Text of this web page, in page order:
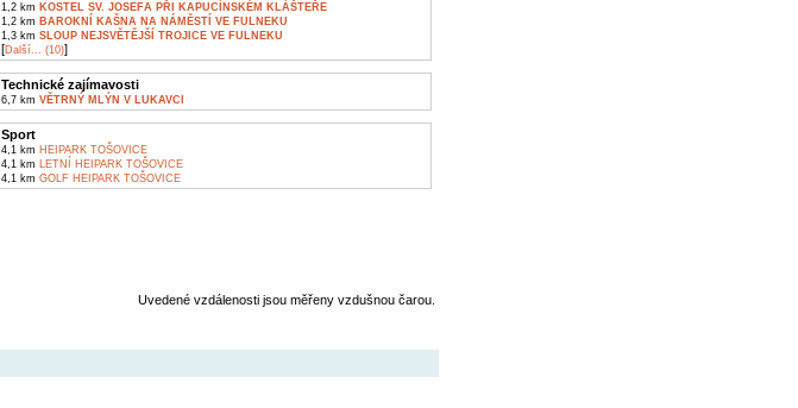
1,2 km KOSTEL SV. JOSEFA PŘI KAPUCÍNSKÉM KLÁŠTEŘE
1,2 km BAROKNÍ KAŠNA NA NÁMĚSTÍ VE FULNEKU
1,3 km SLOUP NEJSVĚTĚJŠÍ TROJICE VE FULNEKU
[Další... (10)]
Technické zajímavosti
6,7 km VĚTRNÝ MLÝN V LUKAVCI
Sport
4,1 km HEIPARK TOŠOVICE
4,1 km LETNÍ HEIPARK TOŠOVICE
4,1 km GOLF HEIPARK TOŠOVICE
Uvedené vzdálenosti jsou měřeny vzdušnou čarou.